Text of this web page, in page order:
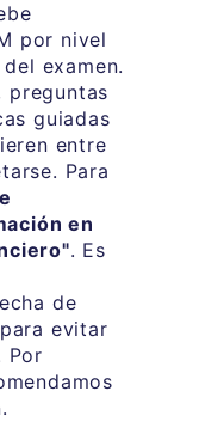
por nivel
examen.
preguntas
guiadas
entre
Para
en
. Es
de
evitar
Por